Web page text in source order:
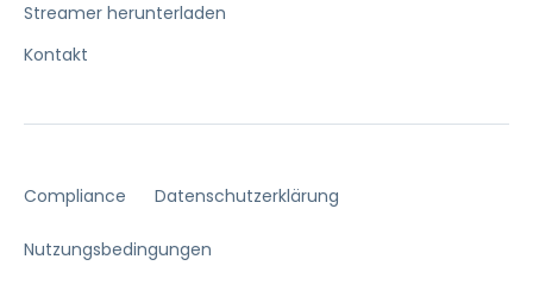
Streamer herunterladen
Kontakt
Compliance Datenschutzerklärung
Nutzungsbedingungen